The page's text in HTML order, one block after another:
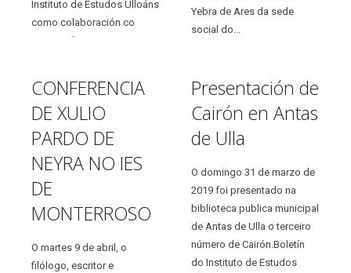
Instituto de Estudos Ulloáns
como colaboración co
centro educativo
Yebra de Ares da sede
social do...
CONFERENCIA
DE XULIO
PARDO DE
NEYRA NO IES
DE
MONTERROSO
O martes 9 de abril, o
filólogo, escritor e
Presentación de
Cairón en Antas
de Ulla
O domingo 31 de marzo de
2019 foi presentado na
biblioteca publica municipal
de Antas de Ulla o terceiro
número de Cairón.Boletín
do Instituto de Estudos